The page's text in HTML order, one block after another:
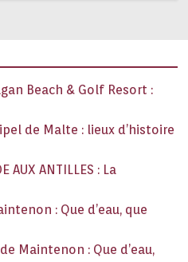
Beach & Golf Resort :
de Malte : lieux d’histoire
AUX ANTILLES : La
: Que d’eau, que
Maintenon : Que d’eau,